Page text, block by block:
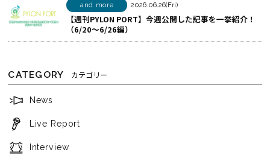
and more 2026.06.26(Fri)
【週刊PYLON PORT】今週公開した記事を一挙紹介！
（6/20～6/26編）
CATEGORY カテゴリー
News
Live Report
Interview